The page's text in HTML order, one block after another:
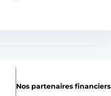
Nos partenaires financiers